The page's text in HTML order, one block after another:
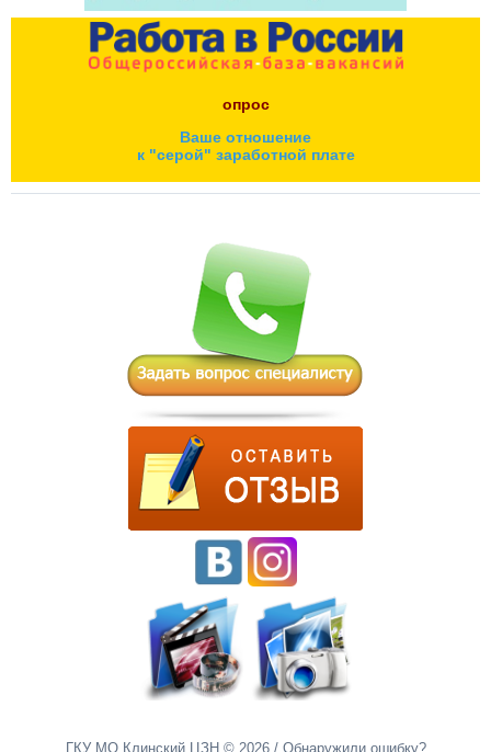
опрос
Ваше отношение
к "серой" заработной плате
ГКУ МО Клинский ЦЗН © 2026/ Обнаружили ошибку?